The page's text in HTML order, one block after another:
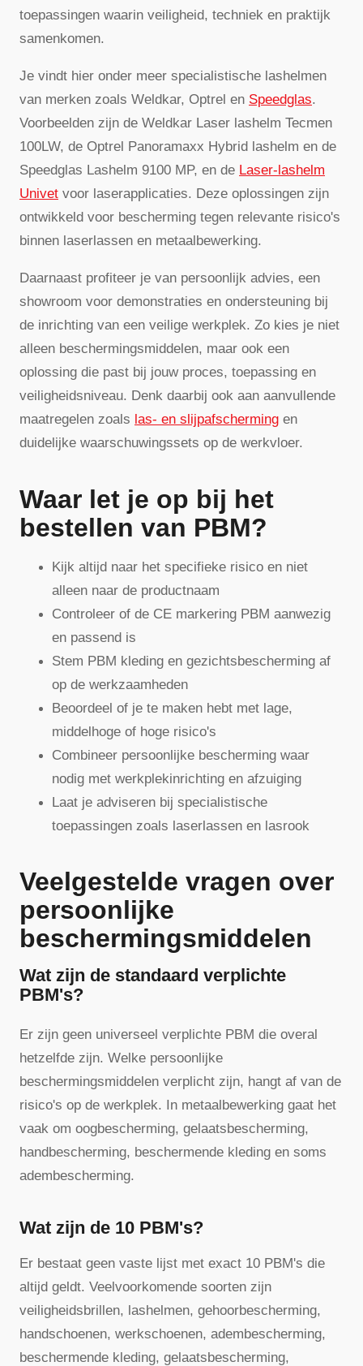
toepassingen waarin veiligheid, techniek en praktijk
samenkomen.
Je vindt hier onder meer specialistische lashelmen
van merken zoals Weldkar, Optrel en Speedglas.
Voorbeelden zijn de Weldkar Laser lashelm Tecmen
100LW, de Optrel Panoramaxx Hybrid lashelm en de
Speedglas Lashelm 9100 MP, en de Laser-lashelm
Univet voor laserapplicaties. Deze oplossingen zijn
ontwikkeld voor bescherming tegen relevante risico's
binnen laserlassen en metaalbewerking.
Daarnaast profiteer je van persoonlijk advies, een
showroom voor demonstraties en ondersteuning bij
de inrichting van een veilige werkplek. Zo kies je niet
alleen beschermingsmiddelen, maar ook een
oplossing die past bij jouw proces, toepassing en
veiligheidsniveau. Denk daarbij ook aan aanvullende
maatregelen zoals las- en slijpafscherming en
duidelijke waarschuwingssets op de werkvloer.
Waar let je op bij het
bestellen van PBM?
Kijk altijd naar het specifieke risico en niet
alleen naar de productnaam
Controleer of de CE markering PBM aanwezig
en passend is
Stem PBM kleding en gezichtsbescherming af
op de werkzaamheden
Beoordeel of je te maken hebt met lage,
middelhoge of hoge risico's
Combineer persoonlijke bescherming waar
nodig met werkplekinrichting en afzuiging
Laat je adviseren bij specialistische
toepassingen zoals laserlassen en lasrook
Veelgestelde vragen over
persoonlijke
beschermingsmiddelen
Wat zijn de standaard verplichte
PBM's?
Er zijn geen universeel verplichte PBM die overal
hetzelfde zijn. Welke persoonlijke
beschermingsmiddelen verplicht zijn, hangt af van de
risico's op de werkplek. In metaalbewerking gaat het
vaak om oogbescherming, gelaatsbescherming,
handbescherming, beschermende kleding en soms
adembescherming.
Wat zijn de 10 PBM's?
Er bestaat geen vaste lijst met exact 10 PBM's die
altijd geldt. Veelvoorkomende soorten zijn
veiligheidsbrillen, lashelmen, gehoorbescherming,
handschoenen, werkschoenen, adembescherming,
beschermende kleding, gelaatsbescherming,